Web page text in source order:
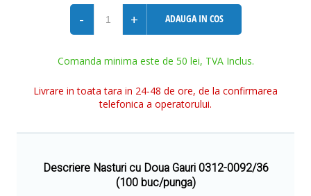
- + ADAUGA IN COS
Comanda minima este de 50 lei, TVA Inclus.
Livrare in toata tara in 24-48 de ore, de la confirmarea
telefonica a operatorului.
Descriere Nasturi cu Doua Gauri 0312-0092/36
(100 buc/punga)